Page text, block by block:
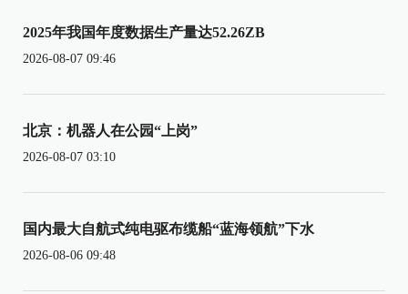
2025年我国年度数据生产量达52.26ZB
2026-08-07 09:46
北京：机器人在公园“上岗”
2026-08-07 03:10
国内最大自航式纯电驱布缆船“蓝海领航”下水
2026-08-06 09:48